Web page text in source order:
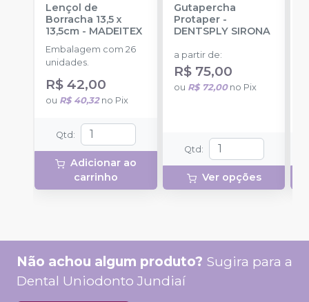
Lençol de
Borracha 13,5 x
13,5cm - MADEITEX
Embalagem com 26
unidades.
R$ 42,00
ou R$ 40,32no Pix
Qtd:
Adicionar ao
carrinho
Gutapercha
Protaper-
DENTSPLY SIRONA
a partir de:
R$ 75,00
ou R$ 72,00no Pix
Qtd:
Ver opções
Não achou algum produto? Sugira para a
Dental Uniodonto Jundiaí